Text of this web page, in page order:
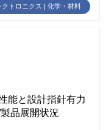
クトロニクス | 化学・材料
能と設計指針有力
品展開状況